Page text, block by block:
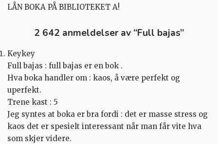
LÅN BOKA PÅ BIBLIOTEKET A!
2 642 anmeldelser av “Full bajas”
Keykey
Full bajas : full bajas er en bok .
Hva boka handler om : kaos, å være perfekt og
uperfekt.
Trene kast : 5
Jeg syntes at boka er bra fordi : det er masse stress og
kaos det er spesielt interessant når man får vite hva
som skjer videre.